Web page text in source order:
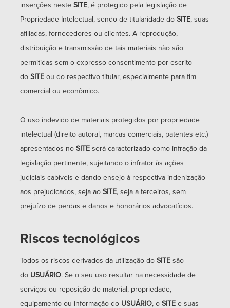
inserções neste SITE, é protegido pela legislação de
Propriedade Intelectual, sendo de titularidade do SITE, suas
afiliadas, fornecedores ou clientes. A reprodução,
distribuição e transmissão de tais materiais não são
permitidas sem o expresso consentimento por escrito
do SITE ou do respectivo titular, especialmente para fim
comercial ou econômico.
O uso indevido de materiais protegidos por propriedade
intelectual (direito autoral, marcas comerciais, patentes etc.)
apresentados no SITE será caracterizado como infração da
legislação pertinente, sujeitando o infrator às ações
judiciais cabíveis e dando ensejo à respectiva indenização
aos prejudicados, seja ao SITE, seja a terceiros, sem
prejuízo de perdas e danos e honorários advocatícios.
Riscos tecnológicos
Todos os riscos derivados da utilização do SITE são
do USUÁRIO. Se o seu uso resultar na necessidade de
serviços ou reposição de material, propriedade,
equipamento ou informação do USUÁRIO, o SITE e suas